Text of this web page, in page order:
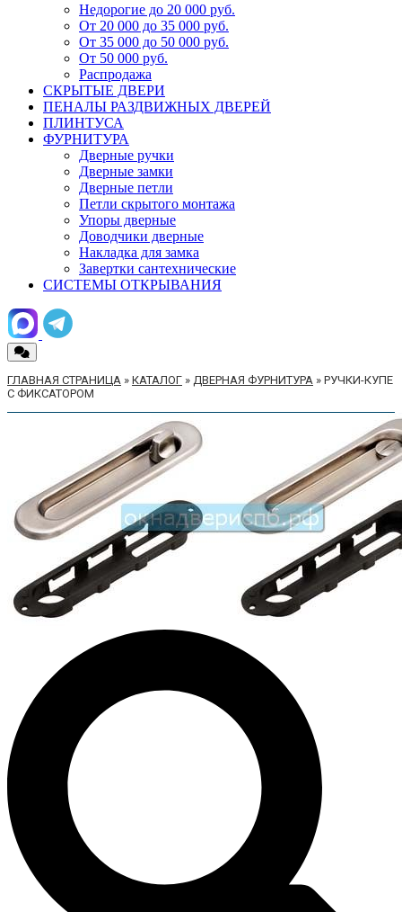
Недорогие до 20 000 руб.
От 20 000 до 35 000 руб.
От 35 000 до 50 000 руб.
От 50 000 руб.
Распродажа
СКРЫТЫЕ ДВЕРИ
ПЕНАЛЫ РАЗДВИЖНЫХ ДВЕРЕЙ
ПЛИНТУСА
ФУРНИТУРА
Дверные ручки
Дверные замки
Дверные петли
Петли скрытого монтажа
Упоры дверные
Доводчики дверные
Накладка для замка
Завертки сантехнические
СИСТЕМЫ ОТКРЫВАНИЯ
ГЛАВНАЯ СТРАНИЦА » КАТАЛОГ » ДВЕРНАЯ ФУРНИТУРА » РУЧКИ-КУПЕ
С ФИКСАТОРОМ